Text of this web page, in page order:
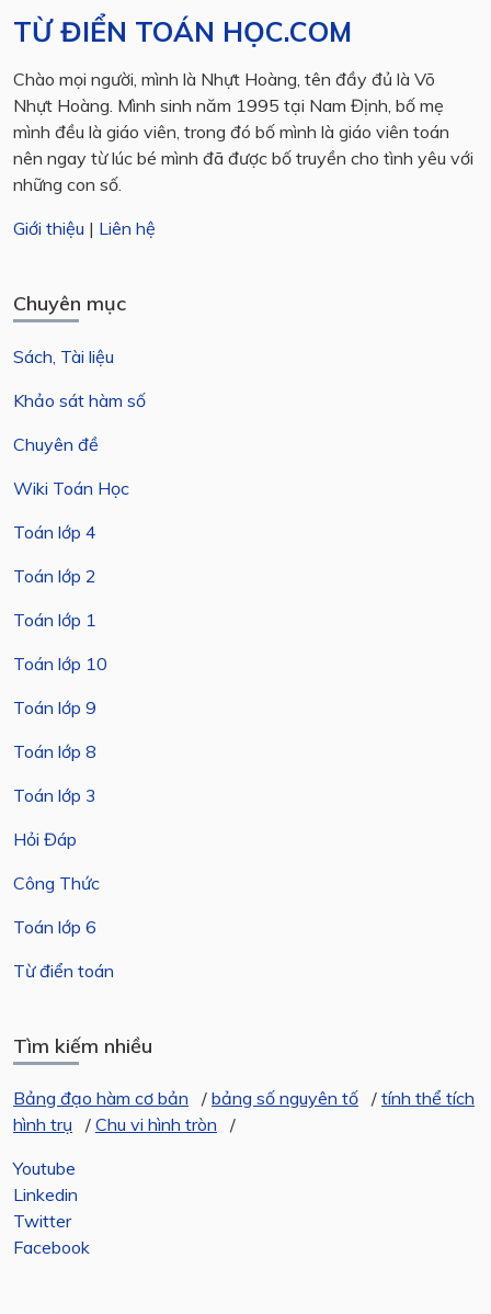
TỪ ĐIỂN TOÁN HỌC.COM
Chào mọi người, mình là Nhựt Hoàng, tên đầy đủ là Võ
Nhựt Hoàng. Mình sinh năm 1995 tại Nam Định, bố mẹ
mình đều là giáo viên, trong đó bố mình là giáo viên toán
nên ngay từ lúc bé mình đã được bố truyền cho tình yêu với
những con số.
Giới thiệu | Liên hệ
Chuyên mục
Sách, Tài liệu
Khảo sát hàm số
Chuyên đề
Wiki Toán Học
Toán lớp 4
Toán lớp 2
Toán lớp 1
Toán lớp 10
Toán lớp 9
Toán lớp 8
Toán lớp 3
Hỏi Đáp
Công Thức
Toán lớp 6
Từ điển toán
Tìm kiếm nhiều
Bảng đạo hàm cơ bản / bảng số nguyên tố / tính thể tích
hình trụ
/ Chu vi hình tròn
/
Youtube
Linkedin
Twitter
Facebook